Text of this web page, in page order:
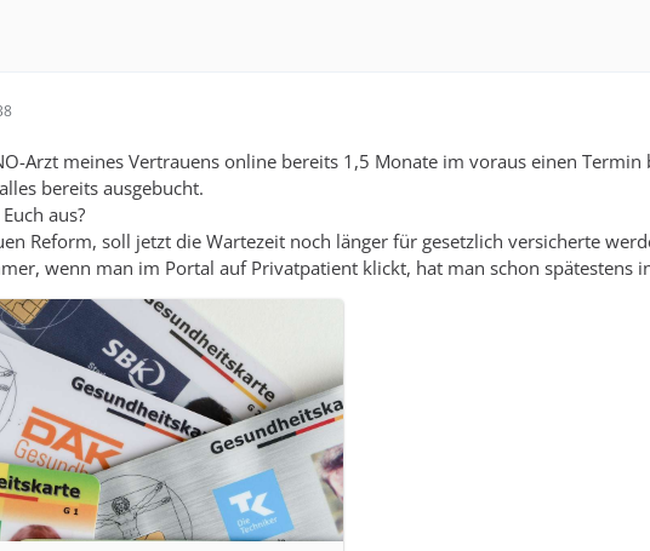
Arzt meines Vertrauens online bereits 1,5 Monate im voraus einen Termin
bereits ausgebucht.
aus?
Reform, soll jetzt die Wartezeit noch länger für gesetzlich versicherte
wenn man im Portal auf Privatpatient klickt, hat man schon spätestens